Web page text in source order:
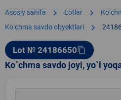
Asosiy sahifa chevron_right Lotlar chevron_right
Koʻchma savdo obyektlari chevron_right
Lot № 24186650content_copy
Ko`chma savdo joyi, yo`l